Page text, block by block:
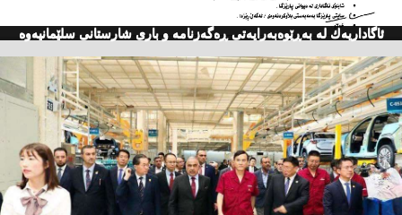
ئاگاداریه‌ك له‌ به‌ڕێوه‌به‌رایه‌تی ڕه‌گه‌زنامه‌ و باری شارستانی سلێمانیه‌وه‌